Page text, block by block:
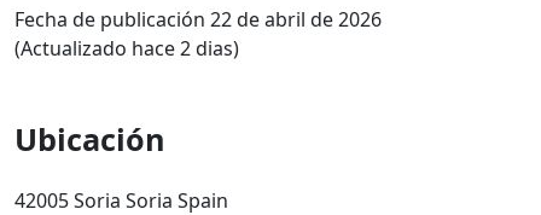
Fecha de publicación 22 de abril de 2026
(Actualizado hace 2 dias)
Ubicación
42005 Soria Soria Spain